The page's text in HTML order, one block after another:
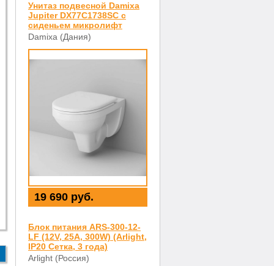
Унитаз подвесной Damixa
Jupiter DX77C1738SC с
сиденьем микролифт
Damixa (Дания)
19 690 руб.
Блок питания ARS-300-12-
LF (12V, 25A, 300W) (Arlight,
IP20 Сетка, 3 года)
Arlight (Россия)